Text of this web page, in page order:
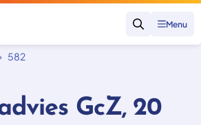
Zoeken
Menu
582
GcZ, 20